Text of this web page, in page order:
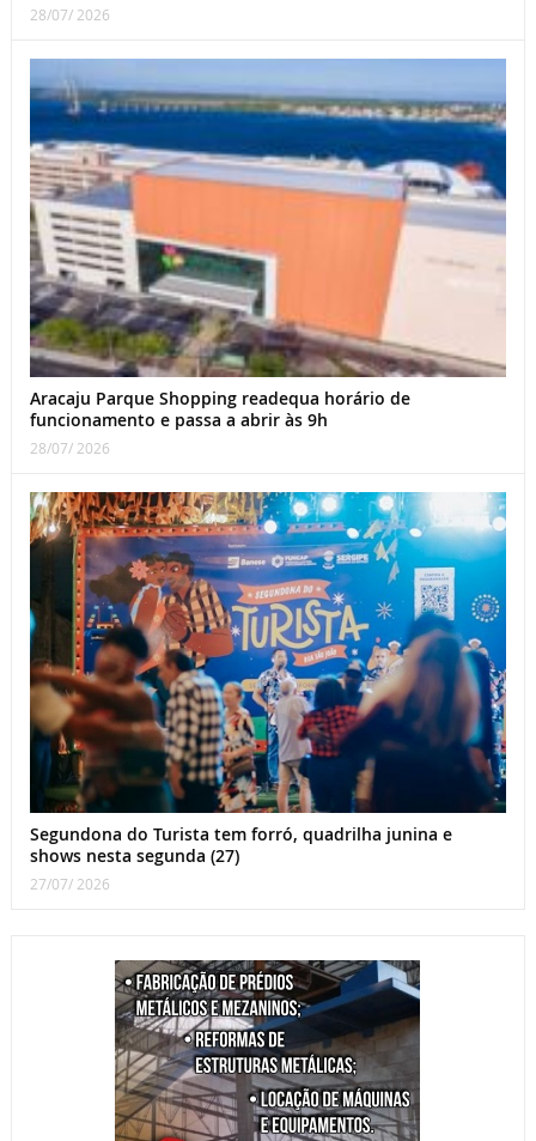
28/07/ 2026
Aracaju Parque Shopping readequa horário de
funcionamento e passa a abrir às 9h
28/07/ 2026
Segundona do Turista tem forró, quadrilha junina e
shows nesta segunda (27)
27/07/ 2026